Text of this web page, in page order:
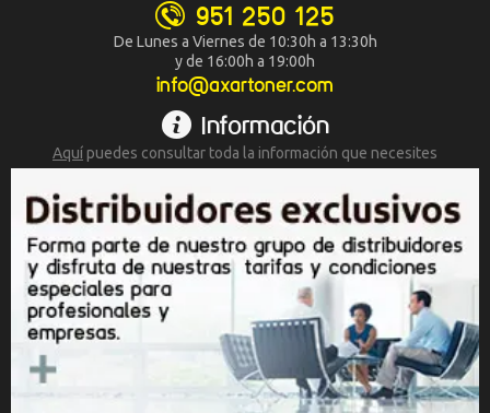
951 250 125
De Lunes a Viernes de 10:30h a 13:30h
y de 16:00h a 19:00h
info@axartoner.com
Información
Aquípuedes consultar toda la información que necesites